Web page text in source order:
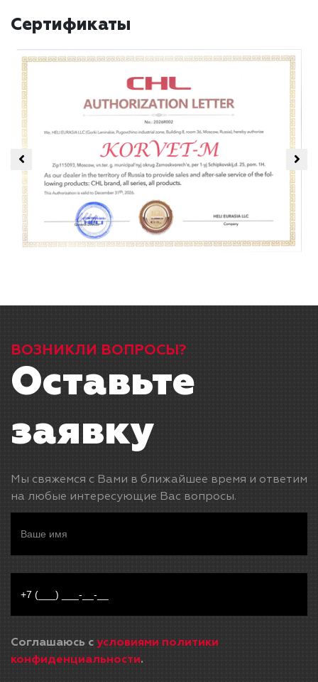
Сертификаты
ВОЗНИКЛИ ВОПРОСЫ?
Оставьте
заявку
Мы свяжемся с Вами в ближайшее время и ответим
на любые интересующие Вас вопросы.
Соглашаюсь с условиями политики
конфиденциальности.